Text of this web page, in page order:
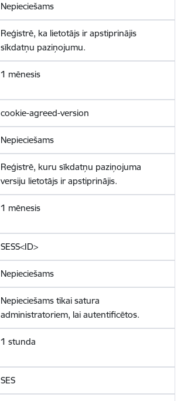
Nepieciešams
Reģistrē, ka lietotājs ir apstiprinājis
sīkdatņu paziņojumu.
1 mēnesis
cookie-agreed-version
Nepieciešams
Reģistrē, kuru sīkdatņu paziņojuma
versiju lietotājs ir apstiprinājis.
1 mēnesis
SESS<ID>
Nepieciešams
Nepieciešams tikai satura
administratoriem, lai autentificētos.
1 stunda
SES